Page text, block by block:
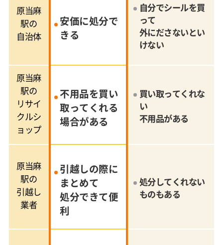
原当麻
駅の
自治体
安価に処分で
きる
自分でシールを買
って
外にださないとい
けない
原当麻
駅の
リサイ
クルシ
ョップ
不用品を買い
取ってくれる
場合がある
買い取ってくれな
い
不用品がある
原当麻
駅の
引越し
業者
引越しの際に
まとめて
処分できて便
利
処分してくれない
ものもある